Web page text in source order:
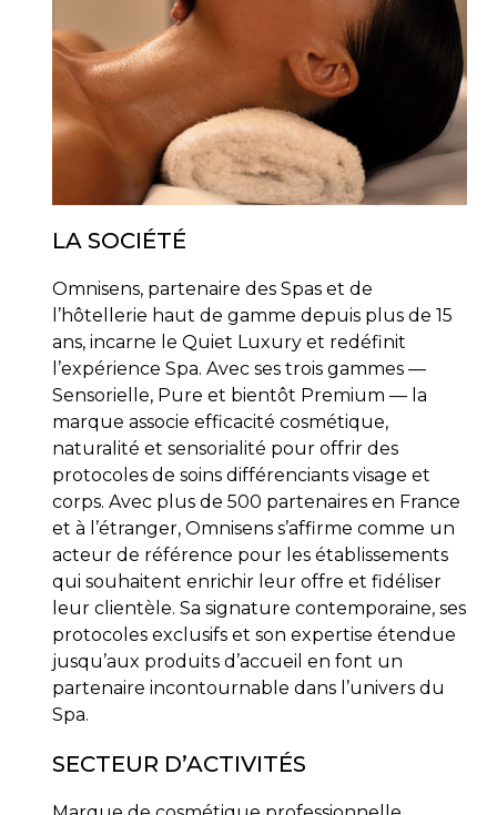
LA SOCIÉTÉ
Omnisens, partenaire des Spas et de
l’hôtellerie haut de gamme depuis plus de 15
ans, incarne le Quiet Luxury et redéfinit
l’expérience Spa. Avec ses trois gammes —
Sensorielle, Pure et bientôt Premium — la
marque associe efficacité cosmétique,
naturalité et sensorialité pour offrir des
protocoles de soins différenciants visage et
corps. Avec plus de 500 partenaires en France
et à l’étranger, Omnisens s’affirme comme un
acteur de référence pour les établissements
qui souhaitent enrichir leur offre et fidéliser
leur clientèle. Sa signature contemporaine, ses
protocoles exclusifs et son expertise étendue
jusqu’aux produits d’accueil en font un
partenaire incontournable dans l’univers du
Spa.
SECTEUR D’ACTIVITÉS